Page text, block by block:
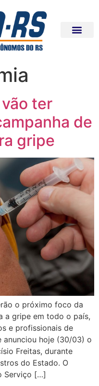
ter
de
gripe
o próximo foco da
a gripe em todo o país,
e profissionais de
anunciou hoje (30/03) o
Freitas, durante
do Estado. O
Serviço […]